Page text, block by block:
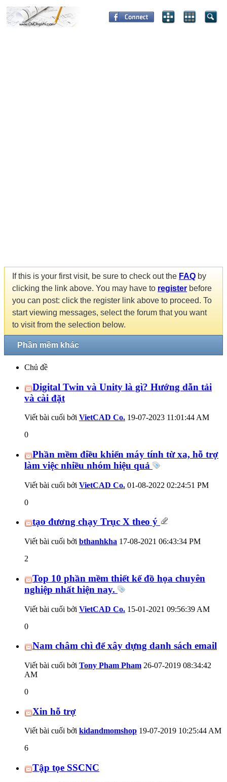
If this is your first visit, be sure to check out the FAQ by
clicking the link above. You may have to register before
you can post: click the register link above to proceed. To
start viewing messages, select the forum that you want
to visit from the selection below.
Phần mềm khác
Chủ đề
Digital Twin và Unity là gì? Hướng dẫn tải
và cài đặt
Viết bài cuối bởi VietCAD Co. 19-07-2023 11:01:44 AM
0
Phần mềm điều khiển máy tính từ xa, hỗ trợ
làm việc nhiều nhóm hiệu quả
Viết bài cuối bởi VietCAD Co. 01-08-2022 02:24:51 PM
0
tạo đương chạy Trục X theo ý
Viết bài cuối bởi bthanhkha 17-08-2021 06:43:34 PM
2
Top 10 phần mềm thiết kế đồ họa chuyên
nghiệp nhất hiện nay.
Viết bài cuối bởi VietCAD Co. 15-01-2021 09:56:39 AM
0
Nam châm chì để xây dựng danh sách email
Viết bài cuối bởi Tony Pham Pham 26-07-2019 08:34:42
AM
0
Xin hỗ trợ
Viết bài cuối bởi kidandmomshop 19-07-2019 10:25:44 AM
6
Tập tọe SSCNC